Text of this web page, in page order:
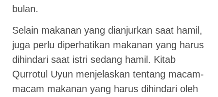
bulan.
Selain makanan yang dianjurkan saat hamil,
juga perlu diperhatikan makanan yang harus
dihindari saat istri sedang hamil. Kitab
Qurrotul Uyun menjelaskan tentang macam-
macam makanan yang harus dihindari oleh